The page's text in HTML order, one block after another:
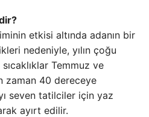
etkisi altında adanın bir
nedeniyle, yılın çoğu
Temmuz ve
zaman 40 dereceye
seven tatilciler için yaz
ayırt edilir.